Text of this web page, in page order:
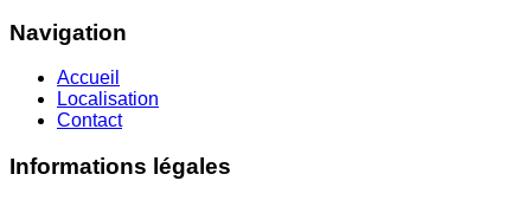
Navigation
Accueil
Localisation
Contact
Informations légales